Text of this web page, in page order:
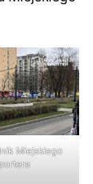
Miejskiego